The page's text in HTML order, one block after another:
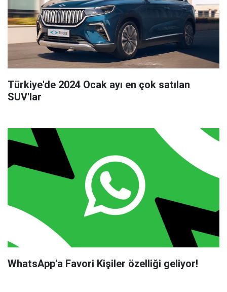
Türkiye'de 2024 Ocak ayı en çok satılan
SUV'lar
WhatsApp'a Favori Kişiler özelliği geliyor!